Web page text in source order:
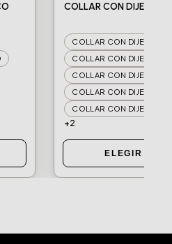
COLLAR CON DIJE
COLLAR CON DIJE ARIES
COLLAR CON DIJE LEO
COLLAR CON DIJE
+2
ELEGIR